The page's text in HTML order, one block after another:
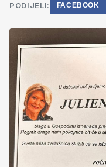
PODIJELI: FACEBOOK